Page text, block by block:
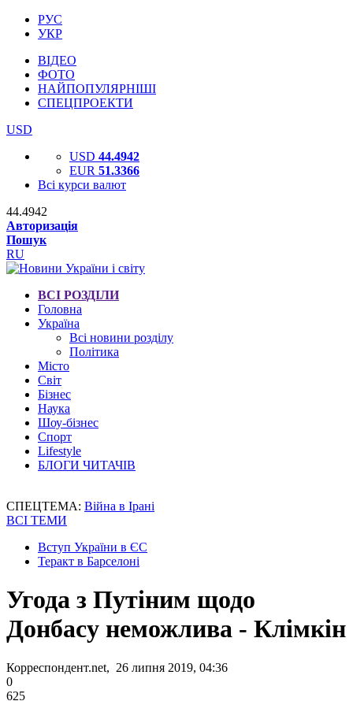
РУС
УКР
ВІДЕО
ФОТО
НАЙПОПУЛЯРНІШІ
СПЕЦПРОЕКТИ
USD
USD 44.4942
EUR 51.3366
Всі курси валют
44.4942
Авторизація
Пошук
RU
ВСІ РОЗДІЛИ
Головна
Україна
Всі новини розділу
Політика
Місто
Світ
Бізнес
Наука
Шоу-бізнес
Спорт
Lifestyle
БЛОГИ ЧИТАЧІВ
СПЕЦТЕМА: Війна в Ірані
ВСІ ТЕМИ
Вступ України в ЄС
Теракт в Барселоні
Угода з Путіним щодо
Донбасу неможлива - Клімкін
Корреспондент.net, 26 липня 2019, 04:36
0
625